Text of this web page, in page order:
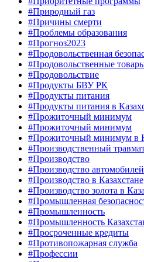
#Природный газ
#Причины смерти
#Проблемы образования
#Прогноз2023
#Продовольственная
#Продовольственные
#Продовольствие
#Продукты БВУ РК
#Продукты питания
#Продукты питания в
#Прожиточный минимум
#Прожиточный минимум
#Прожиточный минимум в
#Производственный
#Производство
#Производство автомобилей
#Производство в Казахстане
#Производство золота в
#Промышленная
#Промышленность
#Промышленность
#Просроченные кредиты
#Противопожарная служба
#Профессии